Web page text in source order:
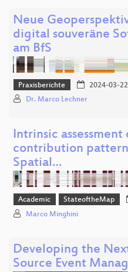
Neue
digital souveräne
am BfS
Praxisberichte 2024-03-22
Dr. Marco Lechner
Intrinsic
contribution
Spatial…
Academic StateoftheMap
Marco Minghini
Developing the
Source Event